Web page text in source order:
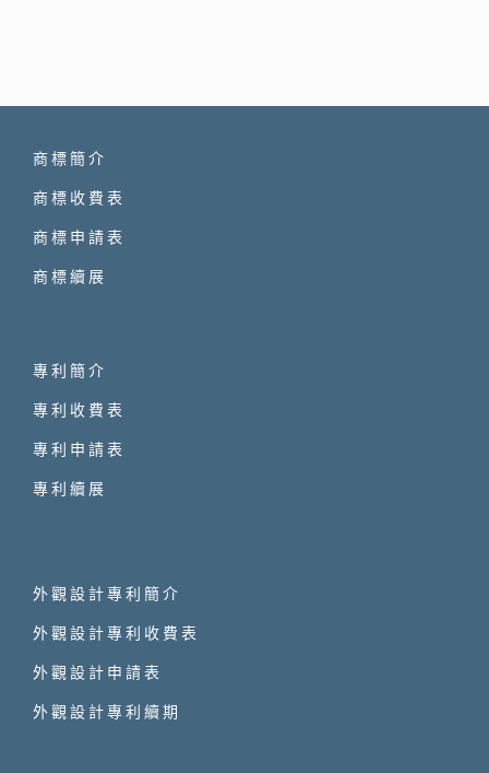
商標簡介
商標收費表
商標申請表
商標續展
專利簡介
專利收費表
專利申請表
專利續展
外觀設計專利簡介
外觀設計專利收費表
外觀設計申請表
外觀設計專利續期